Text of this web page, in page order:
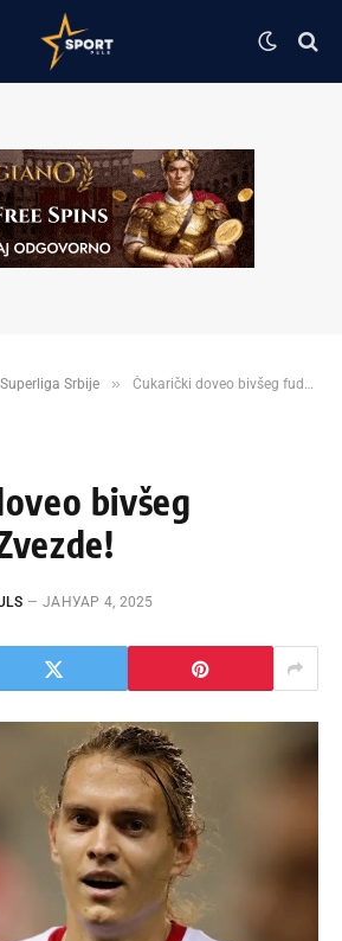
Superliga Srbije » Čukarički doveo bivšeg fudbalera Zvezde!
bivšeg
ЈАНУАР 4, 2025